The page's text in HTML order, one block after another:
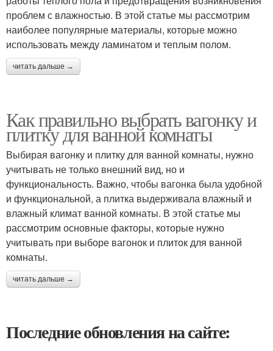
проблем с влажностью. В этой статье мы рассмотрим
наиболее популярные материалы, которые можно
использовать между ламинатом и теплым полом.
читать дальше →
Как правильно выбрать вагонку и
плитку для ванной комнаты
Выбирая вагонку и плитку для ванной комнаты, нужно
учитывать не только внешний вид, но и
функциональность. Важно, чтобы вагонка была удобной
и функциональной, а плитка выдерживала влажный и
влажный климат ванной комнаты. В этой статье мы
рассмотрим основные факторы, которые нужно
учитывать при выборе вагонок и плиток для ванной
комнаты.
читать дальше →
Последние обновления на сайте: